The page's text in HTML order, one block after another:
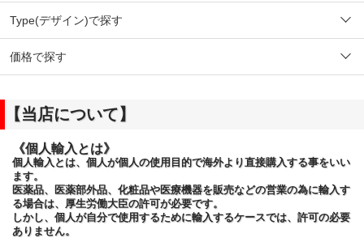
Type(デザイン)で探す
価格で探す
【当店について】
《個人輸入とは》
個人輸入とは、個人が個人の使用目的で海外より直接購入する事をいい
ます。
医薬品、医薬部外品、化粧品や医療機器を販売などの営業の為に輸入す
る場合は、厚生労働大臣の許可が必要です。
しかし、個人が自分で使用するために輸入するケースでは、許可の必要
ありません。